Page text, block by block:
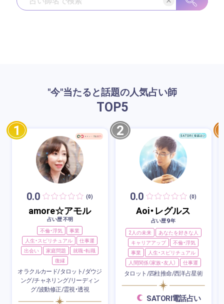
"今"当たると話題の人気占い師
TOP5
1
0.0 (0)
amore☆アモル
占い歴 不明
不倫・浮気
事業
人生・スピリチュアル
仕事運
出会い
家庭問題
就職・転職
復縁
オラクルカード/タロット/ダウジ
ング/チャネリング/リーディン
グ/波動修正/霊視・透視
2
0.0 (0)
Aoi・レグルス
占い歴9年
2人の未来
あなたを好きな人
キャリアアップ
不倫・浮気
事業
人生・スピリチュアル
人間関係（家族・友人）
仕事運
タロット/四柱推命/西洋占星術
SATORI電話占い